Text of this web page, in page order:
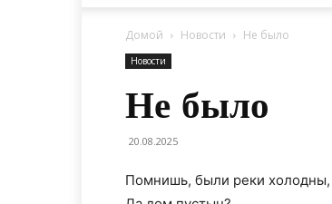
Домой Новости Не было
Новости
Не было
20.08.2025
Помнишь, были реки холодны,